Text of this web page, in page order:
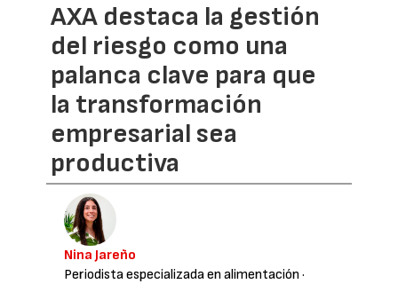
AXA destaca la gestión
del riesgo como una
palanca clave para que
la transformación
empresarial sea
productiva
Nina Jareño
Periodista especializada en alimentación ·